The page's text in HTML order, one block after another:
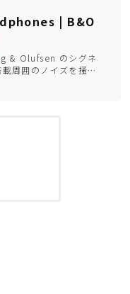
| B&O
& Olufsen のシグネ
周囲のノイズを掻き